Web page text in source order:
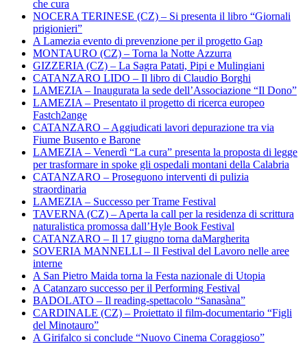
che cura
NOCERA TERINESE (CZ) – Si presenta il libro “Giornali
prigionieri”
A Lamezia evento di prevenzione per il progetto Gap
MONTAURO (CZ) – Torna la Notte Azzurra
GIZZERIA (CZ) – La Sagra Patati, Pipi e Mulingiani
CATANZARO LIDO – Il libro di Claudio Borghi
LAMEZIA – Inaugurata la sede dell’Associazione “Il Dono”
LAMEZIA – Presentato il progetto di ricerca europeo
Fastch2ange
CATANZARO – Aggiudicati lavori depurazione tra via
Fiume Busento e Barone
LAMEZIA – Venerdì “La cura” presenta la proposta di legge
per trasformare in spoke gli ospedali montani della Calabria
CATANZARO – Proseguono interventi di pulizia
straordinaria
LAMEZIA – Successo per Trame Festival
TAVERNA (CZ) – Aperta la call per la residenza di scrittura
naturalistica promossa dall’Hyle Book Festival
CATANZARO – Il 17 giugno torna daMargherita
SOVERIA MANNELLI – Il Festival del Lavoro nelle aree
interne
A San Pietro Maida torna la Festa nazionale di Utopia
A Catanzaro successo per il Performing Festival
BADOLATO – Il reading-spettacolo “Sanasàna”
CARDINALE (CZ) – Proiettato il film-documentario “Figli
del Minotauro”
A Girifalco si conclude “Nuovo Cinema Coraggioso”